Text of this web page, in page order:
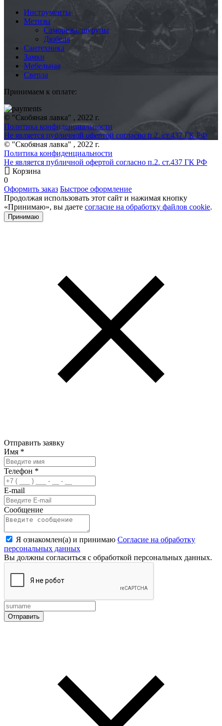
Инструменты
Метизы
Саморезы, шурупы
Дюбеля
Сантехника
Замки
Мебельная
Сверла
Принимаем к оплате:
© "Скобяная лавка" , 2022 г.
Политика конфиденциальности
Не является публичной офертой согласно п.2. ст.437 ГК РФ
© "Скобяная лавка" , 2022 г.
Политика конфиденциальности
Не является публичной офертой согласно п.2. ст.437 ГК РФ
Корзина
0
Оформить заказ Быстрое оформление
Продолжая использовать этот сайт и нажимая кнопку
«Принимаю», вы даете согласие на обработку файлов cookie.
Принимаю
Отправить заявку
Имя *
Телефон *
E-mail
Сообщение
Я ознакомлен(а) и принимаю Согласие на обработку
персональных данных
Вы должны согласиться с обработкой персональных данных.